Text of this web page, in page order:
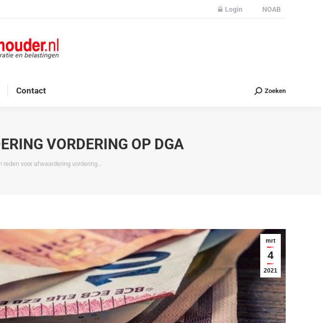
Login NOAB
Contact Zoeken
VORDERING OP DGA
reden voor afwaardering vordering…
mrt
4
2021
Over ons Partners Nieuws Contact Zoeken